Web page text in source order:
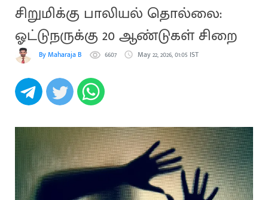
சிறுமிக்கு பாலியல் தொல்லை:
ஓட்டுநருக்கு 20 ஆண்டுகள் சிறை
By Maharaja B 6607 May 22, 2026, 01:05 IST